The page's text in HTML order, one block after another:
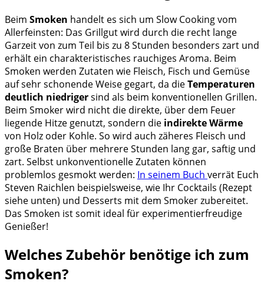
Beim Smoken handelt es sich um Slow Cooking vom
Allerfeinsten: Das Grillgut wird durch die recht lange
Garzeit von zum Teil bis zu 8 Stunden besonders zart und
erhält ein charakteristisches rauchiges Aroma. Beim
Smoken werden Zutaten wie Fleisch, Fisch und Gemüse
auf sehr schonende Weise gegart, da dieTemperaturen
deutlich niedrigersind als beim konventionellen Grillen.
Beim Smoker wird nicht die direkte, über dem Feuer
liegende Hitze genutzt, sondern die indirekte Wärme
von Holz oder Kohle. So wird auch zäheres Fleisch und
große Braten über mehrere Stunden lang gar, saftig und
zart. Selbst unkonventionelle Zutaten können
problemlos gesmokt werden: In seinem Buch verrät Euch
Steven Raichlen beispielsweise, wie Ihr Cocktails (Rezept
siehe unten) und Desserts mit dem Smoker zubereitet.
Das Smoken ist somit ideal für experimentierfreudige
Genießer!
Welches Zubehör benötige ich zum
Smoken?